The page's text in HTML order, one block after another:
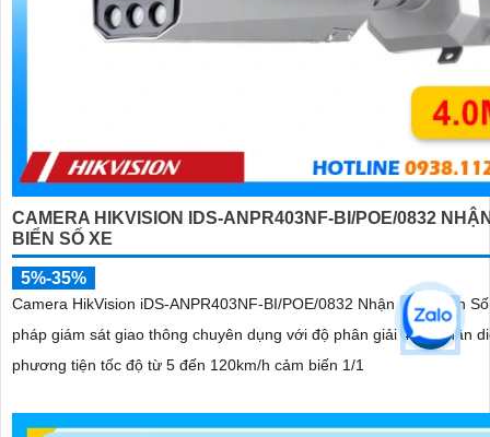
CAMERA HIKVISION IDS-ANPR403NF-BI/POE/0832
BIỂN SỐ XE
5%-35%
Camera HikVision iDS-ANPR403NF-BI/POE/0832 Nhận Diện Biển
pháp giám sát giao thông chuyên dụng với độ phân giải 4MP nhận
phương tiện tốc độ từ 5 đến 120km/h cảm biến 1/1